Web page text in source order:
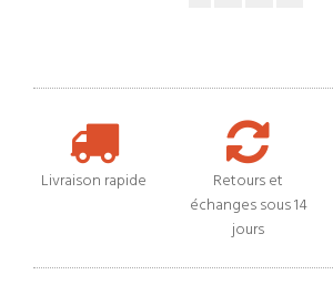
Livraison rapide
Retours et
échanges sous 14
jours